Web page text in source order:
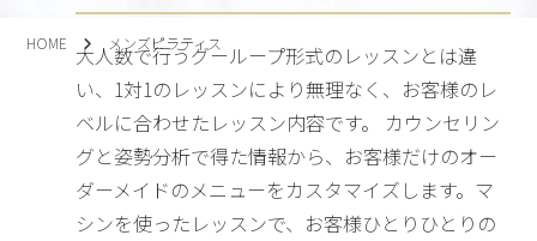
HOME メンズピラティス
大人数で行うグーループ形式のレッスンとは違
い、1対1のレッスンにより無理なく、お客様のレ
ベルに合わせたレッスン内容です。 カウンセリン
グと姿勢分析で得た情報から、お客様だけのオー
ダーメイドのメニューをカスタマイズします。マ
シンを使ったレッスンで、お客様ひとりひとりの